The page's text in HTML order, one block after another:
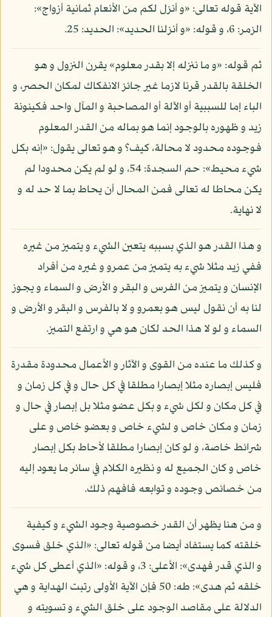
الآية قوله تعالى: «و أنزل لكم من الأنعام ثمانية أزواج»:
الزمر: 6، و قوله: «و أنزلنا الحديد»: الحديد: 25.
ثم قوله: «و ما ننزله إلا بقدر معلوم» يقرن النزول و هو
الخلقة بالقدر قرنا لازما غير جائز الانفكاك لمكان الحصر، و
الباء إما للسببية أو الآلة أو المصاحبة و المآل واحد فكينونة
زيد و ظهوره بالوجود إنما هو بماله من القدر المعلوم
فوجوده محدود لا محالة، كيف؟ و هو تعالى يقول: «إنه بكل
شيء محيط»: حم السجدة: 54، و لو لم يكن محدودا لم
يكن محاطا له تعالى فمن المحال أن يحاط بما لا حد له و
لا نهاية.
و هذا القدر هو الذي بسببه يتعين الشيء و يتميز من غيره
ففي زيد مثلا شيء به يتميز من عمرو و غيره من أفراد
الإنسان و يتميز من الفرس و البقر و الأرض و السماء و يجوز
لنا به أن نقول ليس هو بعمرو و لا بالفرس و البقر و الأرض و
السماء و لو لا هذا الحد لكان هو هي و ارتفع التميز.
و كذلك ما عنده من القوى و الآثار و الأعمال محدودة مقدرة
فليس إبصاره مثلا إبصارا مطلقا في كل حال و في كل زمان و
في كل مكان و لكل شيء و بكل عضو مثلا بل إبصار في حال و
زمان و مكان خاص و لشيء خاص و بعضو خاص و على
شرائط خاصة، و لو كان إبصارا مطلقا لأحاط بكل إبصار
خاص و كان الجميع له و نظيره الكلام في سائر ما يعود إليه
من خصائص وجوده و توابعه فافهم ذلك.
و من هنا يظهر أن القدر خصوصية وجود الشيء و كيفية
خلقته كما يستفاد أيضا من قوله تعالى: «الذي خلق فسوى
و الذي قدر فهدى»: الأعلى: 3، و قوله: «الذي أعطى كل شيء
خلقه ثم هدى»: طه: 50 فإن الآية الأولى رتبت الهداية و هي
الدلالة على مقاصد الوجود على خلق الشيء و تسويته و